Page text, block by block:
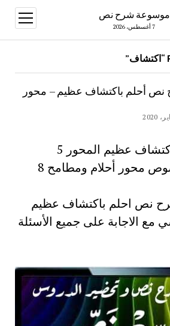
موسوعة شرح نص
7 أغسطس، 2026
open
menu
نص أحلم باكتشاف عظيم – محور
شرح نص احلم باكتشاف عظيم المحور 5
الخامس شرح نصوص محور أحلام ومطامح 8
نص احلم باكتشاف عظيم
مع الاجابة على جميع الأسئلة